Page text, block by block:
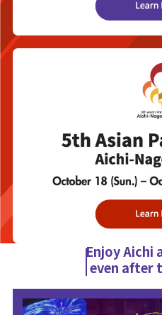
Enjoy Aichi
even after